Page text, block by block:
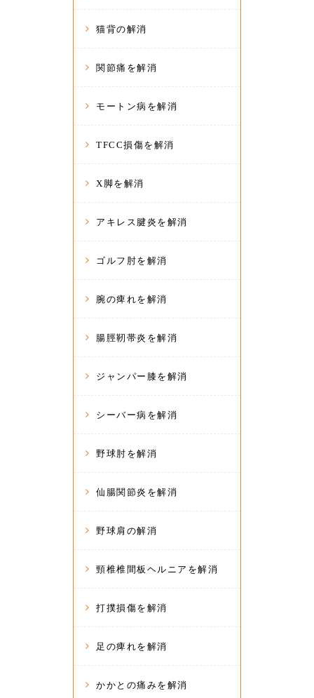
猫背の解消
関節痛を解消
モートン病を解消
TFCC損傷を解消
X脚を解消
アキレス腱炎を解消
ゴルフ肘を解消
腕の痺れを解消
腸脛靭帯炎を解消
ジャンパー膝を解消
シーバー病を解消
野球肘を解消
仙腸関節炎を解消
野球肩の解消
頸椎椎間板ヘルニアを解消
打撲損傷を解消
足の痺れを解消
かかとの痛みを解消